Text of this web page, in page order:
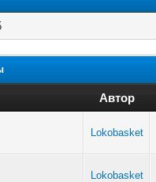
Автор
Lokobasket
Lokobasket